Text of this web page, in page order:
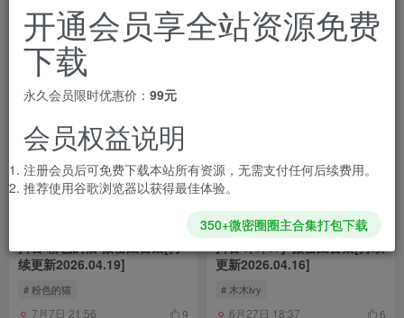
续更新2026.04.19]
# 粉色的猫
7月7日 21:56 9
更新2026.04.16]
# 木木ivy
6月27日 18:37 6
开通会员享全站资源免费
下载
永久会员限时优惠价： 99元
会员权益说明
注册会员后可免费下载本站所有资源，无需支付任何后续费用。
推荐使用谷歌浏览器以获得最佳体验。
350+微密圈圈主合集打包下载